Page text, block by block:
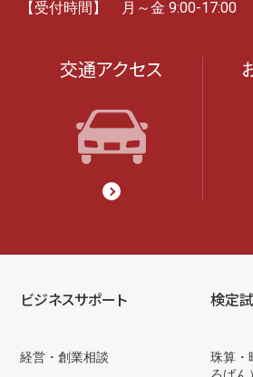
【受付時間】 月～金 9:00-17:00
交通アクセス
ビジネスサポート
経営・創業相談
検定
珠算・